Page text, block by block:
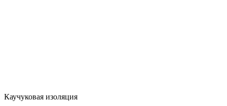
Каучуковая изоляция